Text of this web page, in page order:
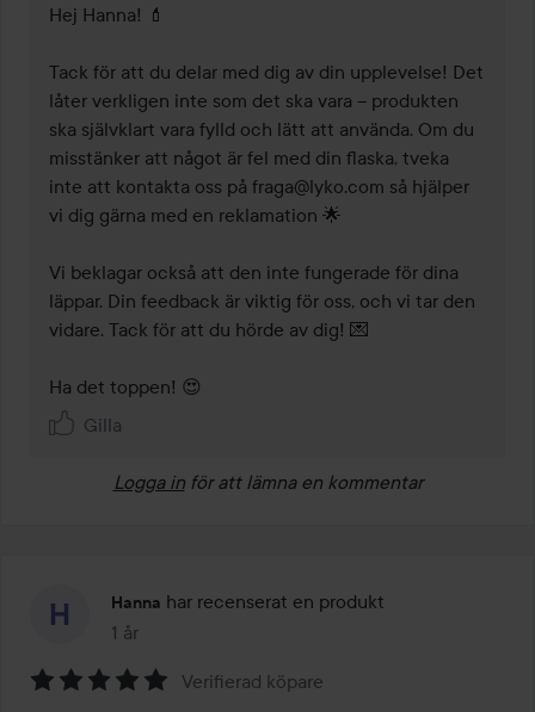
Hej Hanna! 💄
Tack för att du delar med dig av din upplevelse! Det
låter verkligen inte som det ska vara – produkten
ska självklart vara fylld och lätt att använda. Om du
misstänker att något är fel med din flaska, tveka
inte att kontakta oss på fraga@lyko.com så hjälper
vi dig gärna med en reklamation 🌟
Vi beklagar också att den inte fungerade för dina
läppar. Din feedback är viktig för oss, och vi tar den
vidare. Tack för att du hörde av dig! 💌
Ha det toppen! 😍
Gilla
Logga in för att lämna en kommentar
Hanna har recenserat en produkt
1 år
Inlägget skapades 1 år
Verifierad köpare